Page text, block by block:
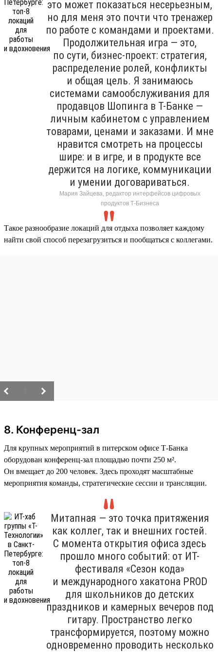
это может показаться несерьезным,
но для меня это почти что тренажер
по работе с командами и проектами.
Продолжительная игра — это,
по сути, бизнес-проект: стратегия,
распределение ролей, конфликты
и общая цель. Я занимаюсь
системами самообслуживания для
продавцов Шопинга в Т-Банке —
личным кабинетом с управлением
товарами, ценами и заказами. И мне
нравится смотреть на процессы
шире: и в игре, и в продукте все
держится на логике, коммуникации
и умении договариваться.
Мария Зайцева, редактор интерфейсов цифровых
продуктов Т-Бизнеса
Такое разнообразие локаций для отдыха позволяет каждому
найти свой способ перезагрузиться и пообщаться с коллегами.
8. Конференц-зал
Для крупных мероприятий в питерском офисе Т-Банка
оборудован конференц-зал площадью почти 250 м².
Он вмещает до 200 человек. Здесь проходят масштабные
мероприятия команды, стратегические сессии и трансляции.
Митапная — это точка притяжения
как коллег, так и внешних гостей.
С момента открытия офиса здесь
прошло много событий: от ИТ-
фестиваля «Сезон кода»
и международного хакатона PROD
для школьников до детских
праздников и камерных вечеров под
гитару. Пространство легко
трансформируется, поэтому можно
одновременно проводить несколько